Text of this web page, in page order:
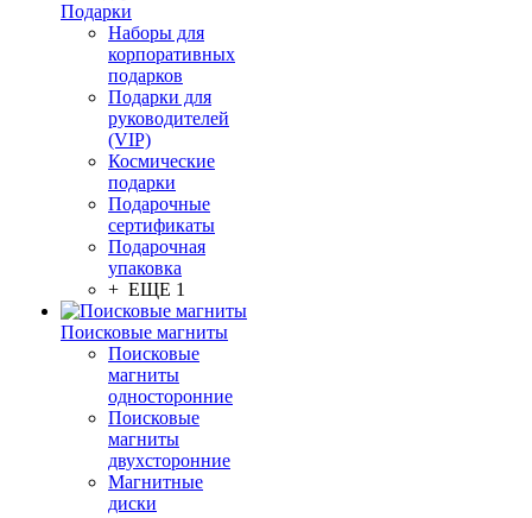
Подарки
Наборы для
корпоративных
подарков
Подарки для
руководителей
(VIP)
Космические
подарки
Подарочные
сертификаты
Подарочная
упаковка
+ ЕЩЕ 1
Поисковые магниты
Поисковые
магниты
односторонние
Поисковые
магниты
двухсторонние
Магнитные
диски